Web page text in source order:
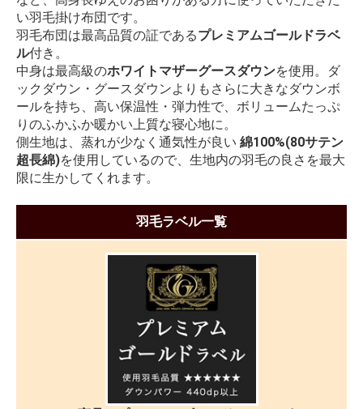
い羽毛掛け布団です。
羽毛布団は最高品質の証であるプレミアムゴールドラベ
ル付き。
中身は最高級のホワイトマザーグースダウンを使用。ダ
ックダウン・グースダウンよりもさらに大きなダウンボ
ールを持ち、高い保温性・弾力性で、ボリュームたっぷ
りのふかふか暖かい上質な寝心地に。
側生地は、蒸れが少なく通気性が良い 綿100%(80サテン
超長綿)を使用しているので、生地内の羽毛の良さを最大
限に生かしてくれます。
羽毛ラベル一覧